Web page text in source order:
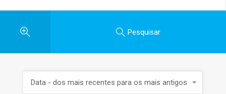
Pesquisar
Data - dos mais recentes para os mais antigos